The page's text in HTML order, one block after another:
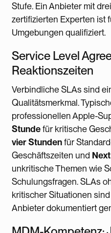
Stufe. Ein Anbieter mit
zertifizierten Experten ist
Umgebungen qualifiziert.
Service Level
Reaktionszeiten
Verbindliche SLAs sind
Qualitätsmerkmal.
professionellen Apple-
Stundefür kritische
vier Stundenfür
Geschäftszeiten und
unkritische Themen wie
Schulungsfragen. SLAs
kritischer Situationen
Anbieter dokumentiert